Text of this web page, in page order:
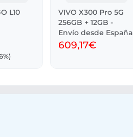
L10
VIVO X300 Pro 5G
256GB + 12GB -
Envío desde España
609,17€